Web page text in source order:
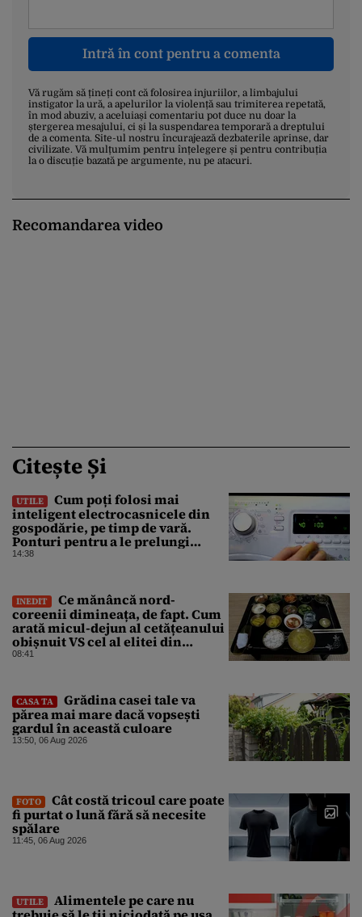
Intră în cont pentru a comenta
Vă rugăm să țineți cont că folosirea injuriilor, a limbajului
instigator la ură, a apelurilor la violență sau trimiterea repetată,
în mod abuziv, a aceluiași comentariu pot duce nu doar la
ștergerea mesajului, ci și la suspendarea temporară a dreptului
de a comenta. Site-ul nostru încurajează dezbaterile aprinse, dar
civilizate. Vă mulțumim pentru înțelegere și pentru contribuția
la o discuție bazată pe argumente, nu pe atacuri.
Recomandarea video
Citește Și
UTILE
Cum poți folosi mai
inteligent electrocasnicele din
gospodărie, pe timp de vară.
Ponturi pentru a le prelungi
durata de viață
14:38
INEDIT
Ce mănâncă nord-
coreenii dimineața, de fapt. Cum
arată micul-dejun al cetățeanului
obișnuit VS cel al elitei din
Phenian
08:41
CASA TA
Grădina casei tale va
părea mai mare dacă vopsești
gardul în această culoare
13:50, 06 Aug 2026
FOTO
Cât costă tricoul care poate
fi purtat o lună fără să necesite
spălare
11:45, 06 Aug 2026
UTILE
Alimentele pe care nu